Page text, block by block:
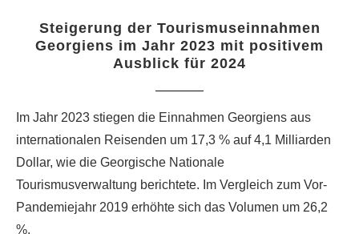
Steigerung der Tourismuseinnahmen
Georgiens im Jahr 2023 mit positivem
Ausblick für 2024
Im Jahr 2023 stiegen die Einnahmen Georgiens aus
internationalen Reisenden um 17,3 % auf 4,1 Milliarden
Dollar, wie die Georgische Nationale
Tourismusverwaltung berichtete. Im Vergleich zum Vor-
Pandemiejahr 2019 erhöhte sich das Volumen um 26,2
%.